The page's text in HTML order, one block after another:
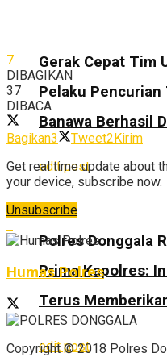
Gerak Cepat Tim
Pelaku Pencurian
Banawa Berhasil
edit post
Polres Donggala
Prima Kapolres:
Terus
edit post
7
DIBAGIKAN
37
DIBACA
Bagikan3 Tweet2 Kirim
Get real time update about
your device, subscribe now.
Unsubscribe
Humas Polres
Copyright © 2018 Polres